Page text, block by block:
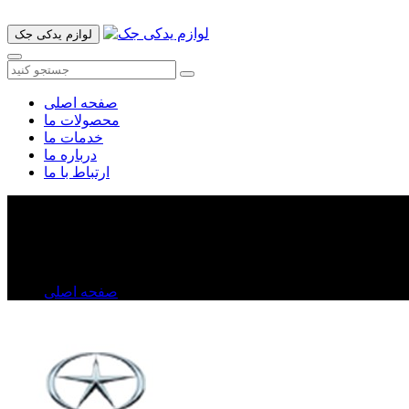
لوازم یدکی جک
صفحه اصلی
محصولات ما
خدمات ما
درباره ما
ارتباط با ما
صفحه اصلی